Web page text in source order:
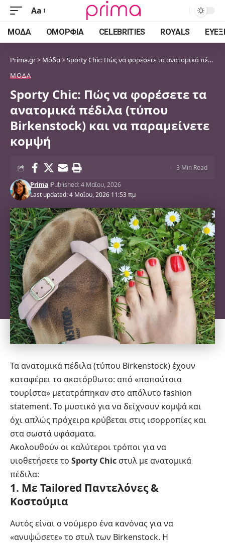
Font
Resizer
Aa
ΜΌΔΑ ΟΜΟΡΦΙΆ CELEBRITIES ROYALS
Prima.gr> Μόδα>Sporty Chic: Πώς να φορέσετε τα ανατομικά πέδιλα (τύπου Birkenstock) και να παραμείνετε κομψή
ΜΌΔΑ
Sporty Chic: Πώς να φορέσετε τα
ανατομικά πέδιλα (τύπου
Birkenstock) και να παραμείνετε
κομψή
Last updated: 4 Μαΐου, 2026 11:53 πμ
Prima Published: 4 Μαΐου, 2026
3 Min Read
Τα ανατομικά πέδιλα (τύπου Birkenstock) έχουν
καταφέρει το ακατόρθωτο: από «παπούτσια
τουρίστα» μετατράπηκαν στο απόλυτο fashion
statement. Το μυστικό για να δείχνουν κομψά και
όχι απλώς πρόχειρα κρύβεται στις ισορροπίες και
στα σωστά υφάσματα.
Ακολουθούν οι καλύτεροι τρόποι για να
υιοθετήσετε το Sporty Chic στυλ με ανατομικά
πέδιλα:
1. Με Tailored Παντελόνες &
Κοστούμια
Αυτός είναι ο νούμερο ένα κανόνας για να
«ανυψώσετε» το στυλ των Birkenstock. Η